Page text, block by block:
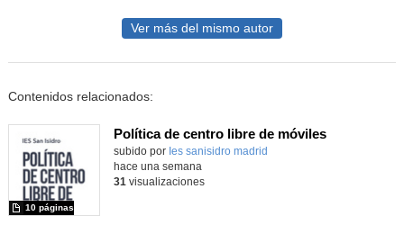
Ver más del mismo autor
Contenidos relacionados:
Política de centro libre de móviles
subido por Ies sanisidro madrid
10 páginas
hace una semana
31 visualizaciones